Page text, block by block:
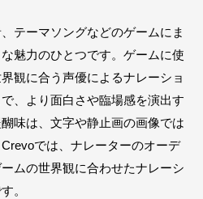
テーマソングなどのゲームにま
魅力のひとつです。ゲームに使
観に合う声優によるナレーショ
、より面白さや臨場感を演出す
味は、文字や静止画の画像では
では、ナレーターのオーデ
ムの世界観に合わせたナレーシ
。